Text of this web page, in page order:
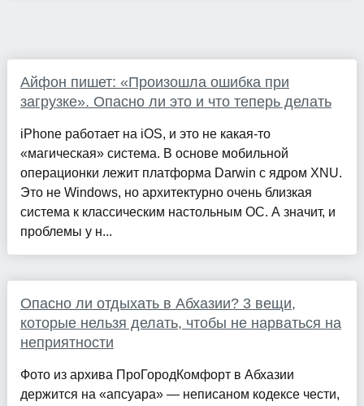
Айфон пишет: «Произошла ошибка при
загрузке». Опасно ли это и что теперь делать
iPhone работает на iOS, и это не какая-то
«магическая» система. В основе мобильной
операционки лежит платформа Darwin с ядром XNU.
Это не Windows, но архитектурно очень близкая
система к классическим настольным ОС. А значит, и
проблемы у н...
Опасно ли отдыхать в Абхазии? 3 вещи,
которые нельзя делать, чтобы не нарваться на
неприятности
Фото из архива ПроГородКомфорт в Абхазии
держится на «апсуара» — неписаном кодексе чести,